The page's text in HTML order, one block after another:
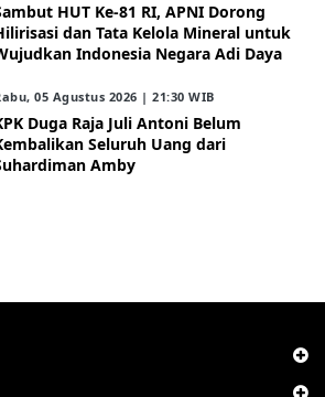
HUT Ke-81 RI, APNI Dorong
dan Tata Kelola Mineral untuk
Indonesia Negara Adi Daya
05 Agustus 2026 | 21:30 WIB
Duga Raja Juli Antoni Belum
Seluruh Uang dari
Amby